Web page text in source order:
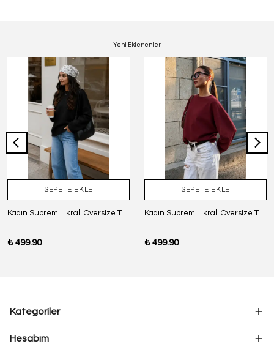
Yeni Eklenenler
SEPETE EKLE
Kadın Suprem Likralı Oversize T-Shirt - SİYAH
₺ 499.90
SEPETE EKLE
Kadın Suprem Likralı Oversize T-Shirt - BORDO
₺ 499.90
Kategoriler
Hesabım